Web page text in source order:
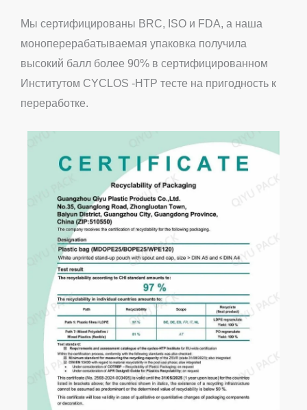
Мы сертифицированы BRC, ISO и FDA, а наша
моноперерабатываемая упаковка получила
высокий балл более 90% в сертифицированном
Институтом CYCLOS -HTP тесте на пригодность к
переработке.